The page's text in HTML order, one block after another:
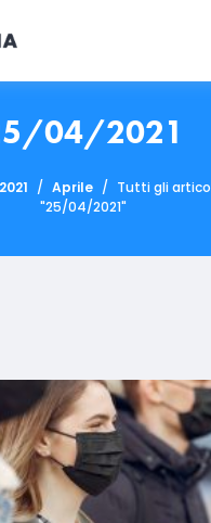
04/2021
2021 / Aprile / Tutti gli
"25/04/2021"